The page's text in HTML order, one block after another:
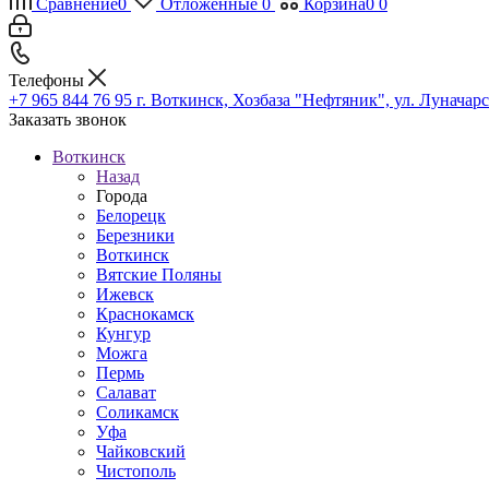
Сравнение0 Отложенные 0 Корзина0 0
Телефоны
+7 965 844 76 95 г. Воткинск, Хозбаза "Нефтяник", ул.
Заказать звонок
Воткинск
Назад
Города
Белорецк
Березники
Воткинск
Вятские Поляны
Ижевск
Краснокамск
Кунгур
Можга
Пермь
Салават
Соликамск
Уфа
Чайковский
Чистополь